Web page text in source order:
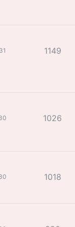
1149
1026
1018